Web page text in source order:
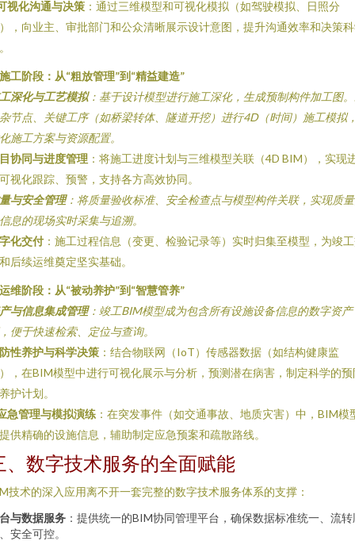
视化沟通与决策 ：通过三维模型和可视化模拟（如驾驶模拟、日照分
，向业主、审批部门和公众清晰展示设计意图，提升沟通效率和决策
工阶段：从“粗放管理”到“精益建造”
深化与工艺模拟：基于设计模型进行施工深化，生成预制构件加工图
节点、关键工序（如桥梁转体、隧道开挖）进行4D（时间）施工模拟
施工方案与资源配置。
协同与进度管理 ：将施工进度计划与三维模型关联（4D BIM），实现
视化跟踪、预警，支持各方高效协同。
与安全管理：将质量验收标准、安全检查点与模型构件关联，实现质
息的现场实时采集与追溯。
化交付 ：施工过程信息（变更、检验记录等）实时归集至模型，为竣
后续运维奠定坚实基础。
维阶段：从“被动养护”到“智慧管养”
与信息集成管理：竣工BIM模型成为包含所有设施设备信息的数字资产
便于快速检索、定位与查询。
性养护与科学决策 ：结合物联网（IoT）传感器数据（如结构健康监
，在BIM模型中进行可视化展示与分析，预测潜在病害，制定科学的预
护计划。
急管理与模拟演练 ：在突发事件（如交通事故、地质灾害）中，BIM模
供精确的设施信息，辅助制定应急预案和疏散路线。
、数字技术服务的全面赋能
技术的深入应用离不开一套完整的数字技术服务体系的支撑：
与数据服务 ：提供统一的BIM协同管理平台，确保数据标准统一、流转
安全可控。